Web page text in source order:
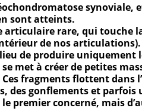
sont atteints.
articulaire rare, qui touche
de nos articulations).
de produire uniquement
met à créer de petites
Ces fragments flottent dans
des gonflements et
le premier concerné, mais